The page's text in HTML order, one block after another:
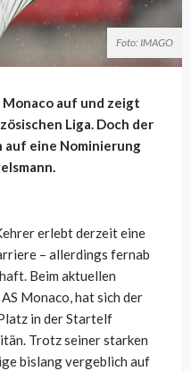
Foto: IMAGO
auf und zeigt
Liga. Doch der
eine Nominierung
erlebt derzeit eine
– allerdings fernab
Beim aktuellen
Monaco, hat sich der
in der Startelf
Trotz seiner starken
bislang vergeblich auf